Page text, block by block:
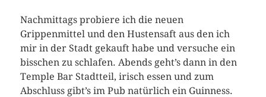
Nachmittags probiere ich die neuen
Grippenmittel und den Hustensaft aus den ich
mir in der Stadt gekauft habe und versuche ein
bisschen zu schlafen. Abends geht’s dann in den
Temple Bar Stadtteil, irisch essen und zum
Abschluss gibt’s im Pub natürlich ein Guinness.